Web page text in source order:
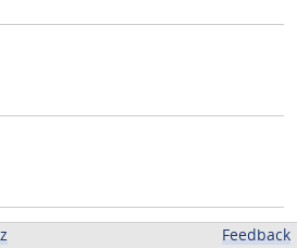
und UniversitätsbibliothekFeedback